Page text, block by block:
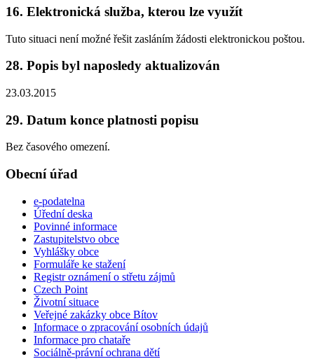
16. Elektronická služba, kterou lze využít
Tuto situaci není možné řešit zasláním žádosti elektronickou poštou.
28. Popis byl naposledy aktualizován
23.03.2015
29. Datum konce platnosti popisu
Bez časového omezení.
Obecní úřad
e-podatelna
Úřední deska
Povinné informace
Zastupitelstvo obce
Vyhlášky obce
Formuláře ke stažení
Registr oznámení o střetu zájmů
Czech Point
Životní situace
Veřejné zakázky obce Bítov
Informace o zpracování osobních údajů
Informace pro chataře
Sociálně-právní ochrana dětí